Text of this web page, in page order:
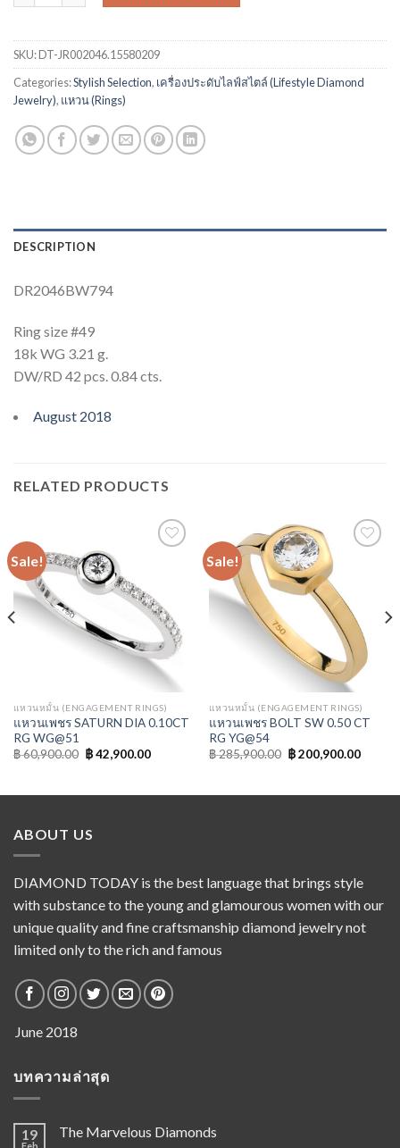
SKU:DT-JR002046.15580209
Categories:Stylish Selection, เครื่องประดับไลฟ์สไตล์ (Lifestyle Diamond
Jewelry), แหวน (Rings)
DESCRIPTION
DR2046BW794
Ring size #49
18k WG 3.21 g.
DW/RD 42 pcs. 0.84 cts.
August 2018
RELATED PRODUCTS
Sale!
แหวนหมั้น (ENGAGEMENT RINGS)
แหวนเพชร SATURN DIA 0.10CT
RG WG@51
฿60,900.00 ฿42,900.00
Sale!
แหวนหมั้น (ENGAGEMENT RINGS)
แหวนเพชร BOLT SW 0.50 CT
RG YG@54
฿285,900.00 ฿200,900.00
ABOUT US
DIAMOND TODAY is the best language that brings style
with substance to the young and glamourous women with our
unique quality and fine craftsmanship diamond jewelry not
limited only to the rich and famous
บทความล่าสุด
19
Feb
The Marvelous Diamonds